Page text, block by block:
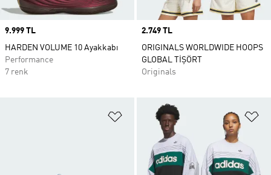
Price
9.999 TL
HARDEN VOLUME 10 Ayakkabı
Performance
7 renk
Price
2.749 TL
ORIGINALS WORLDWIDE HOOPS
GLOBAL TİŞÖRT
Originals
Favori Listesine Ekle